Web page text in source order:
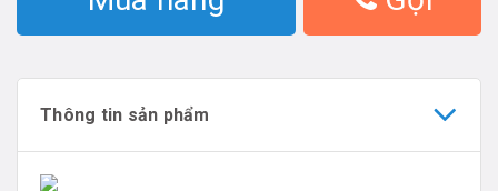
Thông tin sản phẩm